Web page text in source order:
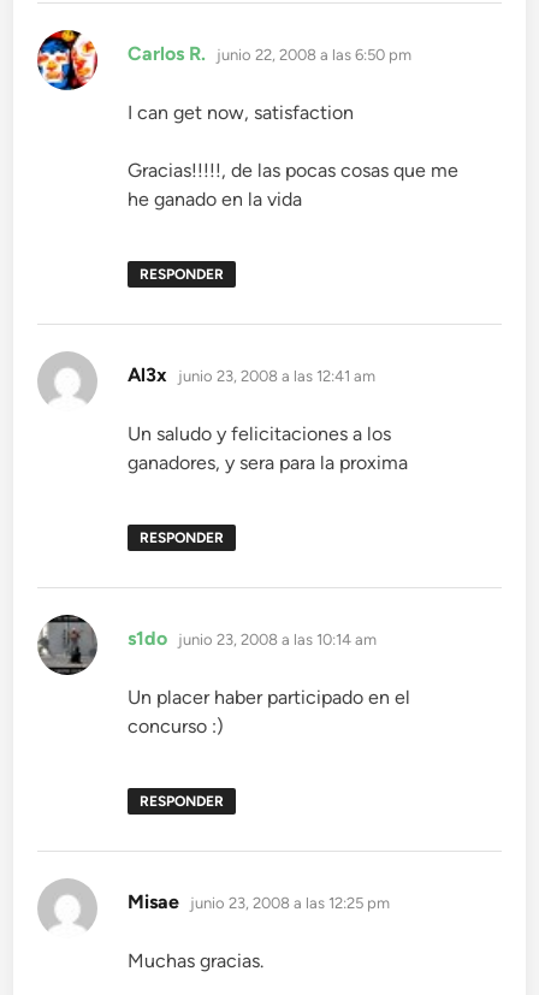
Carlos R. dice:
junio 22, 2008 a las 6:50 pm
I can get now, satisfaction
Gracias!!!!!, de las pocas cosas que me
he ganado en la vida
RESPONDER
Al3x dice:
junio 23, 2008 a las 12:41 am
Un saludo y felicitaciones a los
ganadores, y sera para la proxima
RESPONDER
s1do dice:
junio 23, 2008 a las 10:14 am
Un placer haber participado en el
concurso :)
RESPONDER
Misae dice:
junio 23, 2008 a las 12:25 pm
Muchas gracias.